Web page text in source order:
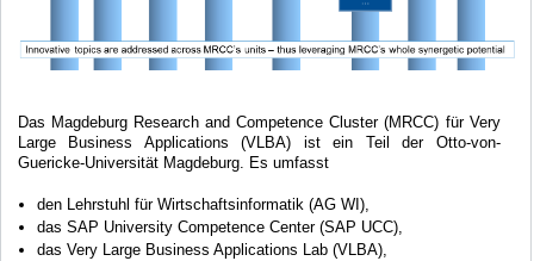
Das Magdeburg Research and Competence Cluster (MRCC) für Very
Large Business Applications (VLBA) ist ein Teil der Otto-von-
Guericke-Universität Magdeburg. Es umfasst
den Lehrstuhl für Wirtschaftsinformatik (AG WI),
das SAP University Competence Center (SAP UCC),
das Very Large Business Applications Lab (VLBA),